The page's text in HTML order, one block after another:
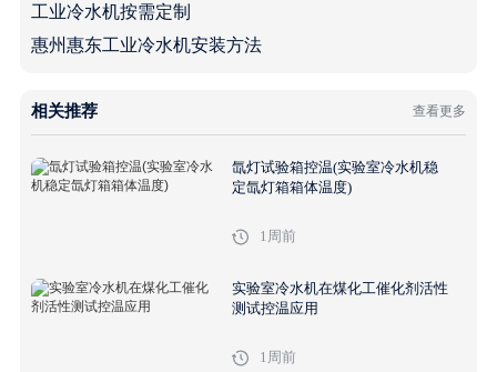
工业冷水机按需定制
惠州惠东工业冷水机安装方法
相关推荐 查看更多
氙灯试验箱控温(实验室冷水机稳
定氙灯箱箱体温度)
1周前
实验室冷水机在煤化工催化剂活性
测试控温应用
1周前